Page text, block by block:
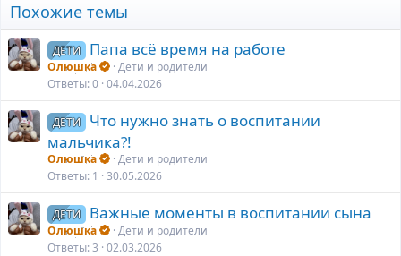
Похожие темы
ДЕТИ Папа всё время на работе
Олюшка
Дети и родители
Ответы 0 04.04.2026
ДЕТИ
Что нужно знать о воспитании
мальчика?!
Олюшка
Дети и родители
Ответы 1 30.05.2026
ДЕТИ Важные моменты в воспитании сына
Олюшка
Дети и родители
Ответы 3 02.03.2026